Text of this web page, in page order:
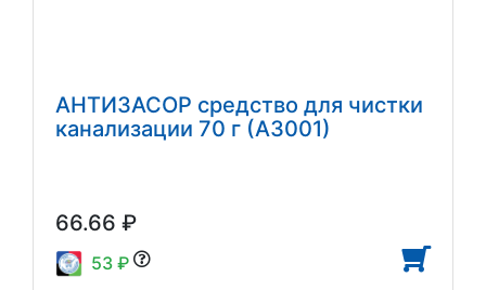
АНТИЗАСОР средство для чистки
канализации 70 г (АЗ001)
66.66 ₽
53 ₽